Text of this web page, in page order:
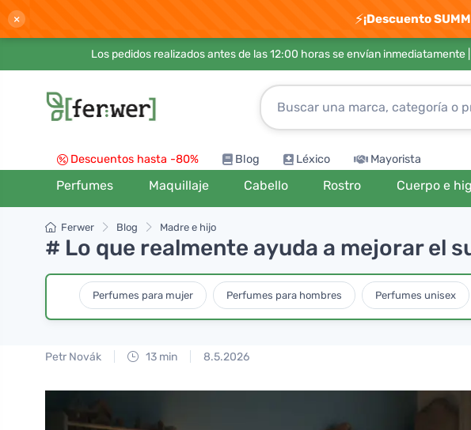
× ⚡¡Descuento
Los pedidos realizados antes de las 12:00 horas se envían inmediatamente |
Descuentos hasta -80% Blog Léxico Mayorista
Perfumes Maquillaje Cabello Rostro Cuerpo e
Ferwer Blog Madre e hijo
# Lo que realmente ayuda a mejorar el
Perfumes para mujer Perfumes para hombres Perfumes unisex
Petr Novák 13 min 8.5.2026